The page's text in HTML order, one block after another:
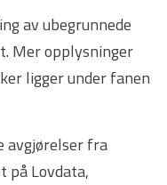
av ubegrunnede
Mer opplysninger
ligger under fanen
avgjørelser fra
på Lovdata,